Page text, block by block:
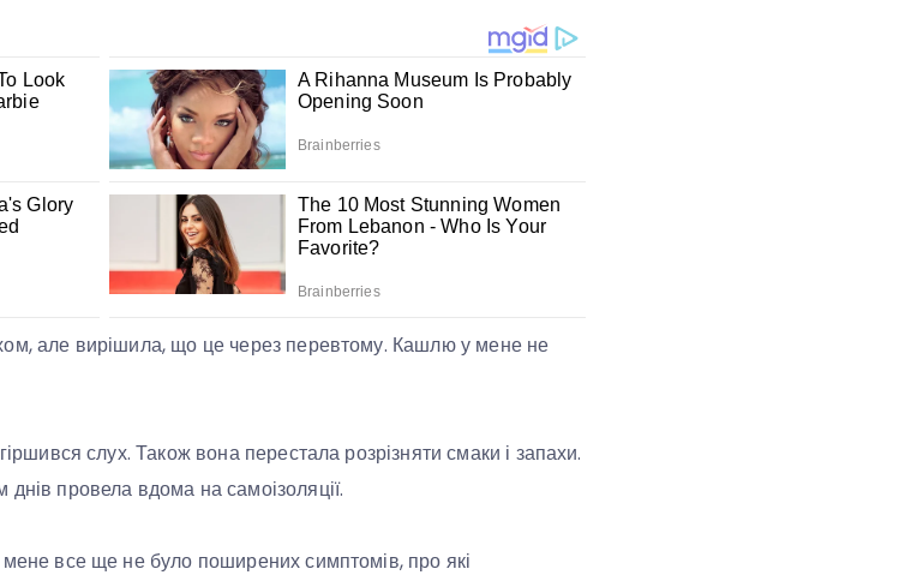
але вирішила, що це через перевтому. Кашлю у мене не
слух. Також вона перестала розрізняти смаки і запахи.
провела вдома на самоізоляції.
все ще не було поширених симптомів, про які